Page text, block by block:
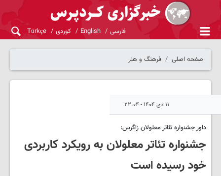
فارسی English کوردی Türkçe
صفحه اصلی فرهنگ و هنر
۱۱ دی ۱۴۰۴ - ۲۲:۰۴
داور جشنواره تئاتر معلولان زاگرس:
جشنواره تئاتر معلولان به رویکرد کاربردی
خود رسیده است